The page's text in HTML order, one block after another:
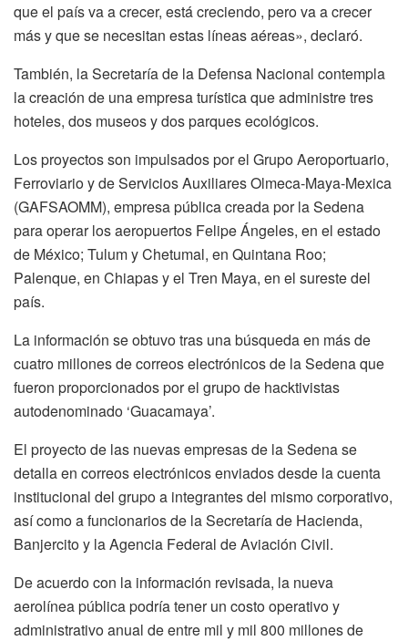
que el país va a crecer, está creciendo, pero va a crecer
más y que se necesitan estas líneas aéreas», declaró.
También, la Secretaría de la Defensa Nacional contempla
la creación de una empresa turística que administre tres
hoteles, dos museos y dos parques ecológicos.
Los proyectos son impulsados por el Grupo Aeroportuario,
Ferroviario y de Servicios Auxiliares Olmeca-Maya-Mexica
(GAFSAOMM), empresa pública creada por la Sedena
para operar los aeropuertos Felipe Ángeles, en el estado
de México; Tulum y Chetumal, en Quintana Roo;
Palenque, en Chiapas y el Tren Maya, en el sureste del
país.
La información se obtuvo tras una búsqueda en más de
cuatro millones de correos electrónicos de la Sedena que
fueron proporcionados por el grupo de hacktivistas
autodenominado ‘Guacamaya’.
El proyecto de las nuevas empresas de la Sedena se
detalla en correos electrónicos enviados desde la cuenta
institucional del grupo a integrantes del mismo corporativo,
así como a funcionarios de la Secretaría de Hacienda,
Banjercito y la Agencia Federal de Aviación Civil.
De acuerdo con la información revisada, la nueva
aerolínea pública podría tener un costo operativo y
administrativo anual de entre mil y mil 800 millones de